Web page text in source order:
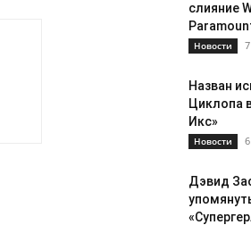
слияние
Новости
Назван
Циклопа
Икс»
Новости
Дэвид